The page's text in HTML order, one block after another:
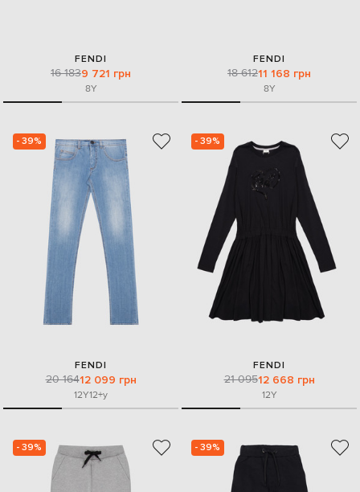
FENDI
16 1839 721 грн
8Y
FENDI
18 61211 168 грн
8Y
- 39%
FENDI
20 16412 099 грн
12Y12+y
- 39%
FENDI
21 09512 668 грн
12Y
- 39% - 39%